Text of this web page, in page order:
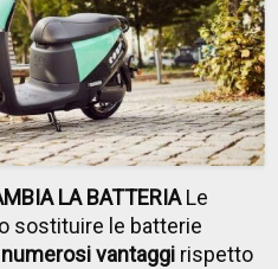
LA BATTERIA Le
sostituire le batterie
numerosi vantaggi rispetto